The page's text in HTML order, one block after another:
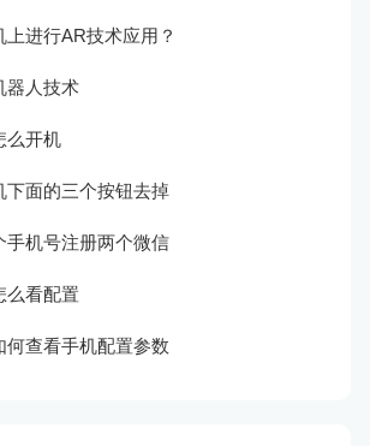
上进行AR技术应用？
器人技术
么开机
下面的三个按钮去掉
手机号注册两个微信
么看配置
何查看手机配置参数